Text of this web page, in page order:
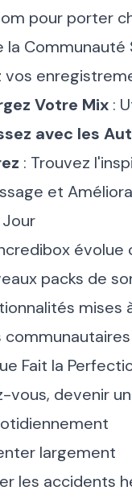
pour porter
la Communauté
vos
Votre Mix :
avec les
: Trouvez
et
Jour
packs de
mises
communautaires
Fait la
vous, devenir
largement
les accidents